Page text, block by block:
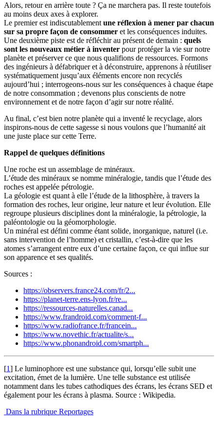
Alors, retour en arrière toute ? Ça ne marchera pas. Il reste toutefois
au moins deux axes à explorer.
Le premier est indiscutablement une réflexion à mener par chacun
sur sa propre façon de consommer et les conséquences induites.
Une deuxième piste est de réfléchir au présent de demain : quels
sont les nouveaux métier à inventer pour protéger la vie sur notre
planète et préserver ce que nous qualifions de ressources. Formons
des ingénieurs à défabriquer et à déconstruire, apprenons à réutiliser
systématiquement jusqu’aux éléments encore non recyclés
aujourd’hui ; interrogeons-nous sur les conséquences à chaque étape
de notre consommation ; devenons plus conscients de notre
environnement et de notre façon d’agir sur notre réalité.
Au final, c’est bien notre planète qui a inventé le recyclage, alors
inspirons-nous de cette sagesse si nous voulons que l’humanité ait
une juste place sur cette Terre.
Rappel de quelques définitions
Une roche est un assemblage de minéraux.
L’étude des minéraux se nomme minéralogie, tandis que l’étude des
roches est appelée pétrologie.
La géologie est quant à elle l’étude de la lithosphère, à travers la
formation des roches, leur origine, leur nature et leur évolution. Elle
regroupe plusieurs disciplines dont la minéralogie, la pétrologie, la
paléontologie ou la géomorphologie.
Un minéral est défini comme étant solide, inorganique, naturel (i.e.
sans intervention de l’homme) et cristallin, c’est-à-dire que les
atomes s’arrangent entre eux d’une certaine façon, ce qui influe sur
son apparence et ses qualités.
Sources :
https://observers.france24.com/fr/2...
https://planet-terre.ens-lyon.fr/re...
https://ressources-naturelles.canad...
https://www.frandroid.com/comment-f...
https://www.radiofrance.fr/francein...
https://www.novethic.fr/actualite/s...
https://www.phonandroid.com/smartph...
[1] Le luminophore est une substance qui, lorsqu’elle subit une
excitation, émet de la lumière. Une telle substance est utilisée
notamment dans les tubes cathodiques des écrans, les écrans SED et
également pour les écrans à plasma. Source : Wikipedia.
Dans la rubrique Reportages